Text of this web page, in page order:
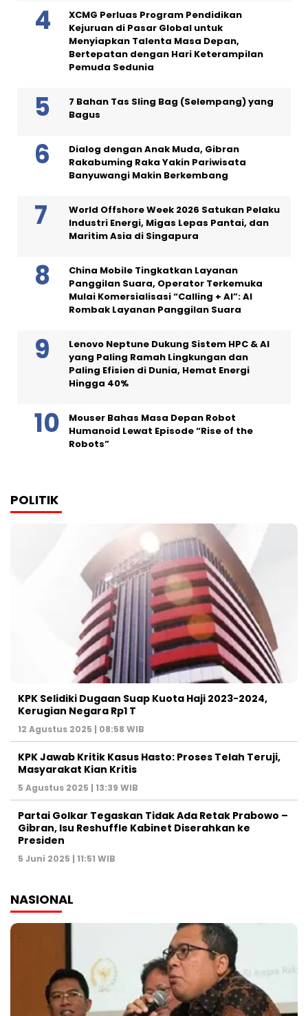
XCMG Perluas Program Pendidikan
Kejuruan di Pasar Global untuk
Menyiapkan Talenta Masa Depan,
Bertepatan dengan Hari Keterampilan
Pemuda Sedunia
7 Bahan Tas Sling Bag (Selempang) yang
Bagus
Dialog dengan Anak Muda, Gibran
Rakabuming Raka Yakin Pariwisata
Banyuwangi Makin Berkembang
World Offshore Week 2026 Satukan Pelaku
Industri Energi, Migas Lepas Pantai, dan
Maritim Asia di Singapura
China Mobile Tingkatkan Layanan
Panggilan Suara, Operator Terkemuka
Mulai Komersialisasi “Calling + AI”: AI
Rombak Layanan Panggilan Suara
Lenovo Neptune Dukung Sistem HPC & AI
yang Paling Ramah Lingkungan dan
Paling Efisien di Dunia, Hemat Energi
Hingga 40%
Mouser Bahas Masa Depan Robot
Humanoid Lewat Episode “Rise of the
Robots”
POLITIK
KPK Selidiki Dugaan Suap Kuota Haji 2023-2024,
Kerugian Negara Rp1 T
12 Agustus 2025 | 08:58 WIB
KPK Jawab Kritik Kasus Hasto: Proses Telah Teruji,
Masyarakat Kian Kritis
5 Agustus 2025 | 13:39 WIB
Partai Golkar Tegaskan Tidak Ada Retak Prabowo –
Gibran, Isu Reshuffle Kabinet Diserahkan ke
Presiden
5 Juni 2025 | 11:51 WIB
NASIONAL